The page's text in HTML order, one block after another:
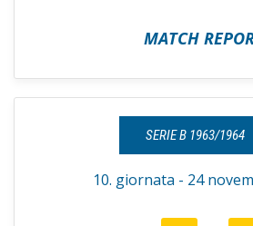
MATCH
SERIE B 1963/1964
10. giornata - 24